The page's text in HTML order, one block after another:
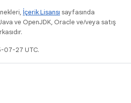
İçerik Lisansı sayfasında
ve OpenJDK, Oracle ve/veya satış
07-27 UTC.